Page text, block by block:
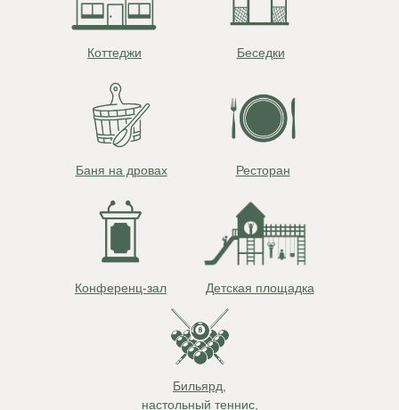
Коттеджи Беседки
Бильярд,
настольный теннис,
Конференц-зал Детская площадка
Баня на дровах Ресторан